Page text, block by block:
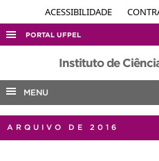
ACESSIBILIDADE
PORTAL UFPEL
ACESSO À INFORMAÇÃO
AUDITORIA
COBALTO
CONCURSOS
Instituto de
MENU
ARQUIVO DE 2016